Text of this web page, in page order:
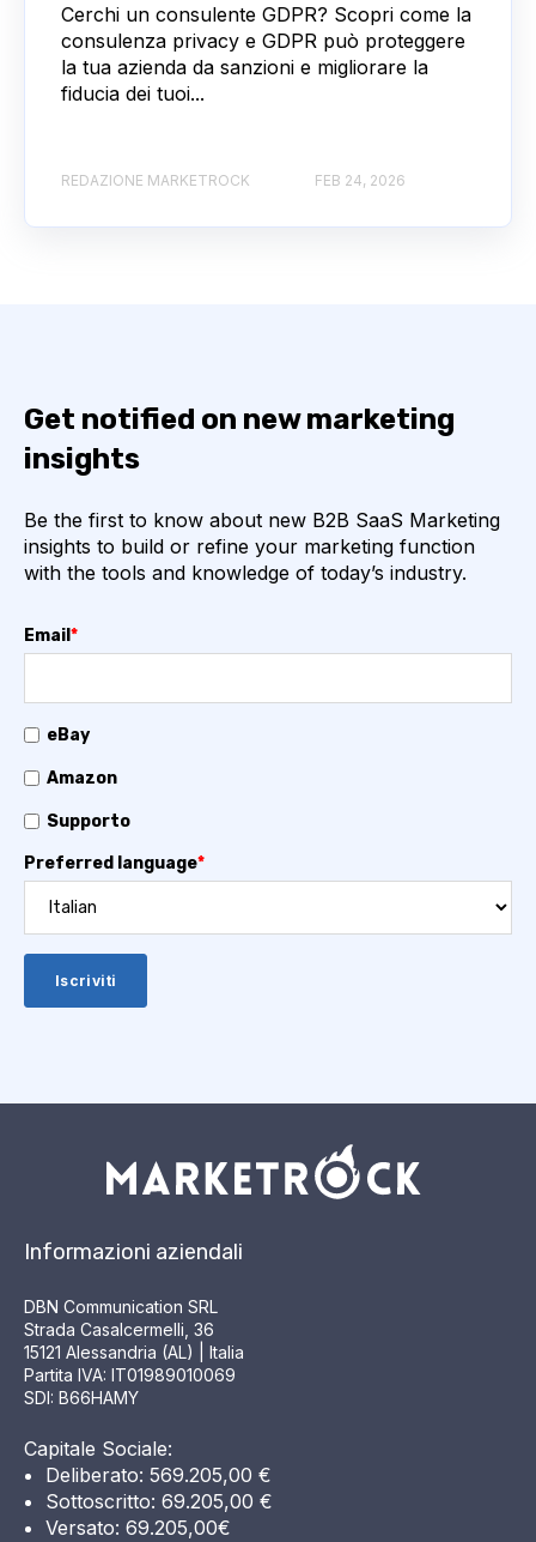
Cerchi un consulente GDPR? Scopri come la
consulenza privacy e GDPR può proteggere
la tua azienda da sanzioni e migliorare la
fiducia dei tuoi...
REDAZIONE MARKETROCK FEB 24, 2026
Get notified on new marketing
insights
Be the first to know about new B2B SaaS Marketing
insights to build or refine your marketing function
with the tools and knowledge of today’s industry.
Email *
eBay
Amazon
Supporto
Preferred language*
Informazioni aziendali
DBN Communication SRL
Strada Casalcermelli, 36
15121 Alessandria (AL) | Italia
Partita IVA: IT01989010069
SDI: B66HAMY
Capitale Sociale:
Deliberato: 569.205,00 €
Sottoscritto: 69.205,00 €
Versato: 69.205,00€